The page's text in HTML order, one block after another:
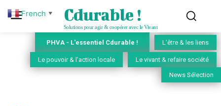
Cdurable !
Solutions pour agir & coopérer avec le Vivant
PHVA - L'essentiel Cdurable ! L'être & les liens
Le pouvoir & l'action locale Le vivant & refaire société
News Sélection
French ▼